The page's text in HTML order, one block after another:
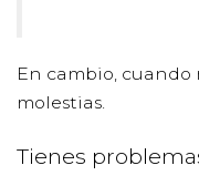
En cambio, cuando
molestias.
Tienes